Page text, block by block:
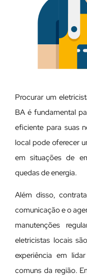
Procurar um
BA é fundamental
eficiente para suas
local pode oferecer
em situações de
quedas de energia.
Além disso,
comunicação e o
manutenções
eletricistas locais
experiência em
comuns da região.